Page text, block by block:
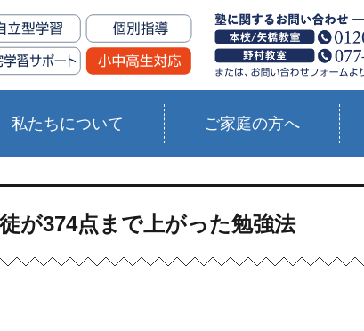
私たちについて ご家庭の方へ
が374点まで上がった勉強法